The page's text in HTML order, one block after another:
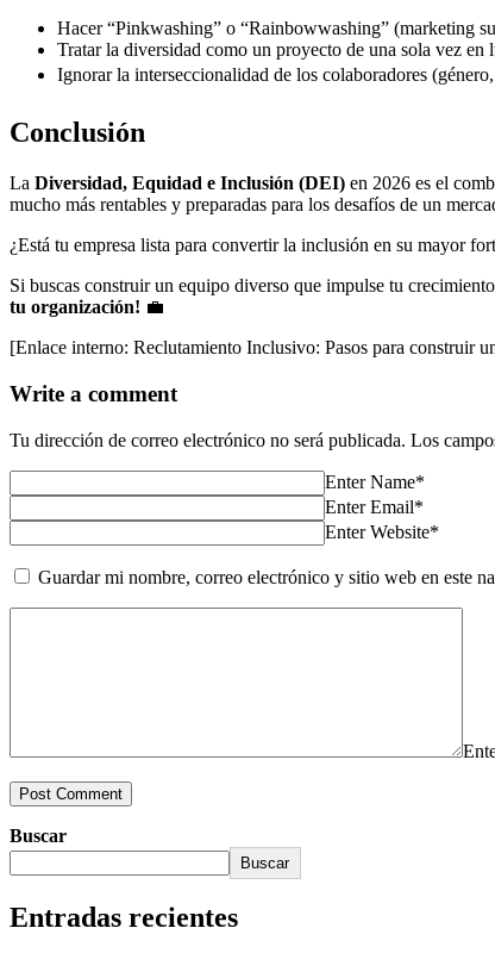
Hacer “Pinkwashing” o “Rainbowwashing” (marketing
Tratar la diversidad como un proyecto de una sola vez en
Ignorar la interseccionalidad de los colaboradores
Conclusión
La Diversidad, Equidad e Inclusión (DEI) en 2026 es el
mucho más rentables y preparadas para los desafíos de un
¿Está tu empresa lista para convertir la inclusión en su mayor
Si buscas construir un equipo diverso que impulse tu
tu organización! 💼
[Enlace interno: Reclutamiento Inclusivo: Pasos para construir
Write a comment
Tu dirección de correo electrónico no será publicada. Los
Enter Name*
Enter Email*
Enter Website*
Guardar mi nombre, correo electrónico y sitio web en este
Post Comment
Buscar
Buscar
Entradas recientes